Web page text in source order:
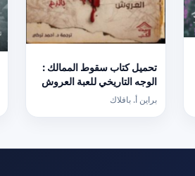
تحميل كتاب سقوط الممالك :
الوجه التاريخي للعبة العروش
PDF مجانا
براين أ. بافلاك